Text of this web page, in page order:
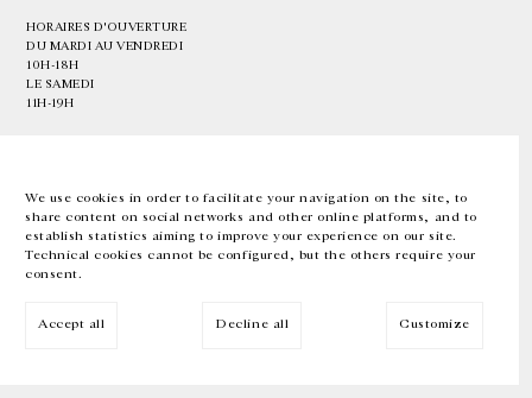
We use cookies in order to facilitate your navigation on the site, to
share content on social networks and other online platforms, and to
establish statistics aiming to improve your experience on our site.
Technical cookies cannot be configured, but the others require your
consent.
Accept all Decline all Customize
HORAIRES D'OUVERTURE
DU MARDI AU VENDREDI
10H-18H
LE SAMEDI
11H-19H
EN FR 中文 Facebook Instagram
Inscrivez-vous à notre newsletter